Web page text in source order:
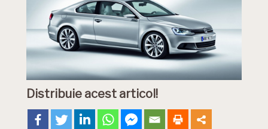
Distribuie acest articol!